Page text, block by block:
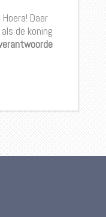
Daar
de koning